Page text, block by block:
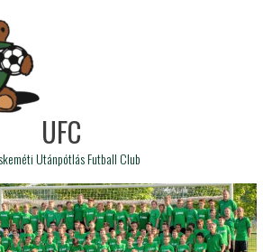
UFC
Utánpótlás Futball Club